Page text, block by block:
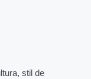
stil de